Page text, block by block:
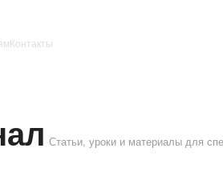
Контакты
Статьи, уроки и материалы для